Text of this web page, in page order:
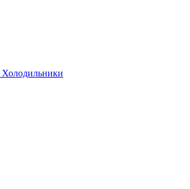
Холодильники